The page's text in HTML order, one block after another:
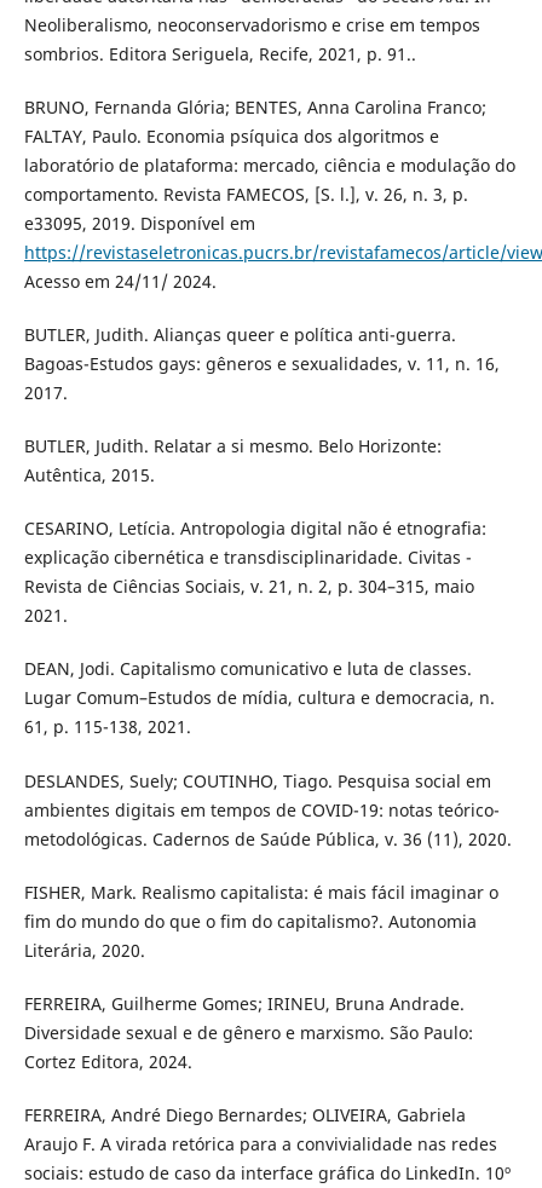
Neoliberalismo, neoconservadorismo e crise em tempos
sombrios. Editora Seriguela, Recife, 2021, p. 91..
BRUNO, Fernanda Glória; BENTES, Anna Carolina Franco;
FALTAY, Paulo. Economia psíquica dos algoritmos e
laboratório de plataforma: mercado, ciência e modulação do
comportamento. Revista FAMECOS, [S. l.], v. 26, n. 3, p.
e33095, 2019. Disponível em
https://revistaseletronicas.pucrs.br/revistafamecos/article/
Acesso em 24/11/ 2024.
BUTLER, Judith. Alianças queer e política anti-guerra.
Bagoas-Estudos gays: gêneros e sexualidades, v. 11, n. 16,
2017.
BUTLER, Judith. Relatar a si mesmo. Belo Horizonte:
Autêntica, 2015.
CESARINO, Letícia. Antropologia digital não é etnografia:
explicação cibernética e transdisciplinaridade. Civitas -
Revista de Ciências Sociais, v. 21, n. 2, p. 304–315, maio
2021.
DEAN, Jodi. Capitalismo comunicativo e luta de classes.
Lugar Comum–Estudos de mídia, cultura e democracia, n.
61, p. 115-138, 2021.
DESLANDES, Suely; COUTINHO, Tiago. Pesquisa social em
ambientes digitais em tempos de COVID-19: notas teórico-
metodológicas. Cadernos de Saúde Pública, v. 36 (11), 2020.
FISHER, Mark. Realismo capitalista: é mais fácil imaginar o
fim do mundo do que o fim do capitalismo?. Autonomia
Literária, 2020.
FERREIRA, Guilherme Gomes; IRINEU, Bruna Andrade.
Diversidade sexual e de gênero e marxismo. São Paulo:
Cortez Editora, 2024.
FERREIRA, André Diego Bernardes; OLIVEIRA, Gabriela
Araujo F. A virada retórica para a convivialidade nas redes
sociais: estudo de caso da interface gráfica do LinkedIn. 10º